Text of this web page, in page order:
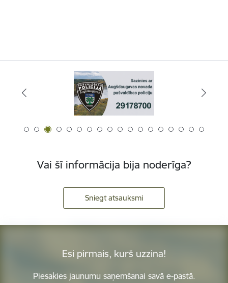
Vai šī informācija bija noderīga?
Sniegt atsauksmi
Esi pirmais, kurš uzzina!
Piesakies jaunumu saņemšanai savā e-pastā.